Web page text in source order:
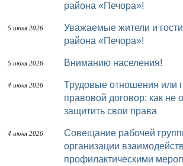
района «Печора»!
5 июня 2026
Уважаемые жители и гости муниципального
района «Печора»!
5 июня 2026 Вниманию населения!
4 июня 2026
Трудовые отношения или гражданско-
правовой договор: как не
защитить свои права
4 июня 2026
Совещание рабочей группы по
организации
профилактическими